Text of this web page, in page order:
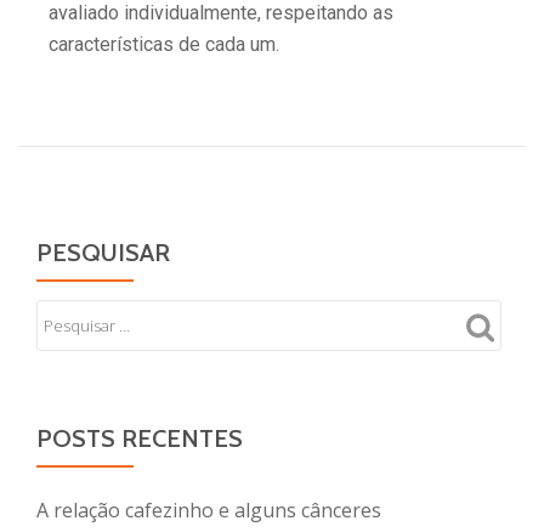
avaliado individualmente, respeitando as
características de cada um.
PESQUISAR
POSTS RECENTES
A relação cafezinho e alguns cânceres